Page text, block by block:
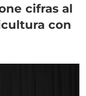
cifras al
con